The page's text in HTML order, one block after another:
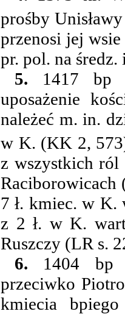
prośby
przenosi jej
pr. pol. na
5. 1417 bp
uposażenie
należeć m. in.
w K. (KK 2,
z wszystkich ról
Raciborowicach
7 ł. kmiec. w K.
z 2 ł. w K.
Ruszczy (LR s.
6. 1404 bp
przeciwko
kmiecia